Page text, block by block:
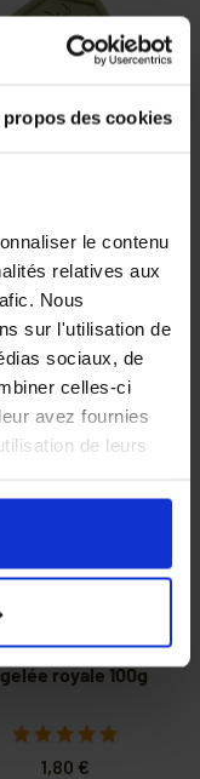
propos des cookies
le contenu
relatives aux
Nous
sur l'utilisation de
sociaux, de
celles-ci
avez fournies
de leurs
acceptez
que ceux de
choisir les
1,80 €
hexagonal à
royale 100g
1,80 €